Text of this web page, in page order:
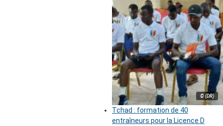
© (DR)
Tchad : formation de 40
entraîneurs pour la Licence D